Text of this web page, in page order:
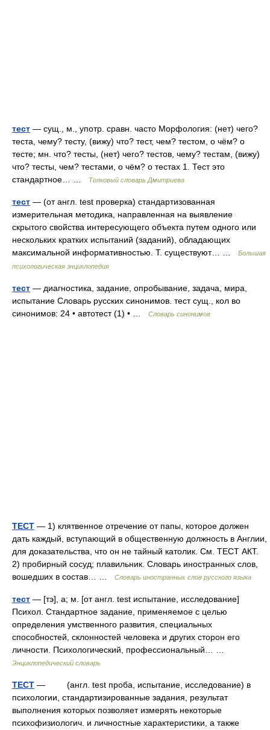
тест — сущ., м., употр. сравн. часто Морфология: (нет) чего?
теста, чему? тесту, (вижу) что? тест, чем? тестом, о чём? о
тесте; мн. что? тесты, (нет) чего? тестов, чему? тестам, (вижу)
что? тесты, чем? тестами, о чём? о тестах 1. Тест это
стандартное… …
Толковый словарь Дмитриева
тест — (от англ. test проверка) стандартизованная
измерительная методика, направленная на выявление
скрытого свойства интересующего объекта путем одного или
нескольких кратких испытаний (заданий), обладающих
максимальной информативностью. Т. существуют… …
Большая
психологическая энциклопедия
тест — диагностика, задание, опробывание, задача, мира,
испытание Словарь русских синонимов. тест сущ., кол во
синонимов: 24 • автотест (1) • …
Словарь синонимов
ТЕСТ — 1) клятвенное отречение от папы, которое должен
дать каждый, вступающий в общественную должность в Англии,
для доказательства, что он не тайный католик. См. ТЕСТ АКТ.
2) пробирный сосуд; плавильник. Словарь иностранных слов,
вошедших в состав… …
Словарь иностранных слов русского языка
тест — [тэ], а; м. [от англ. test испытание, исследование]
Психол. Стандартное задание, применяемое с целью
определения умственного развития, специальных
способностей, склонностей человека и других сторон его
личности. Психологический, профессиональный… …
Энциклопедический словарь
ТЕСТ — (англ. test проба, испытание, исследование) в
психологии, стандартизированные задания, результат
выполнения которых позволяет измерять некоторые
психофизиологич. и личностные характеристики, а также